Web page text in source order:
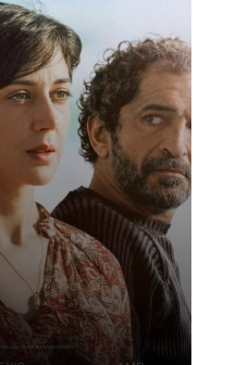
et Marion Verlé
du film